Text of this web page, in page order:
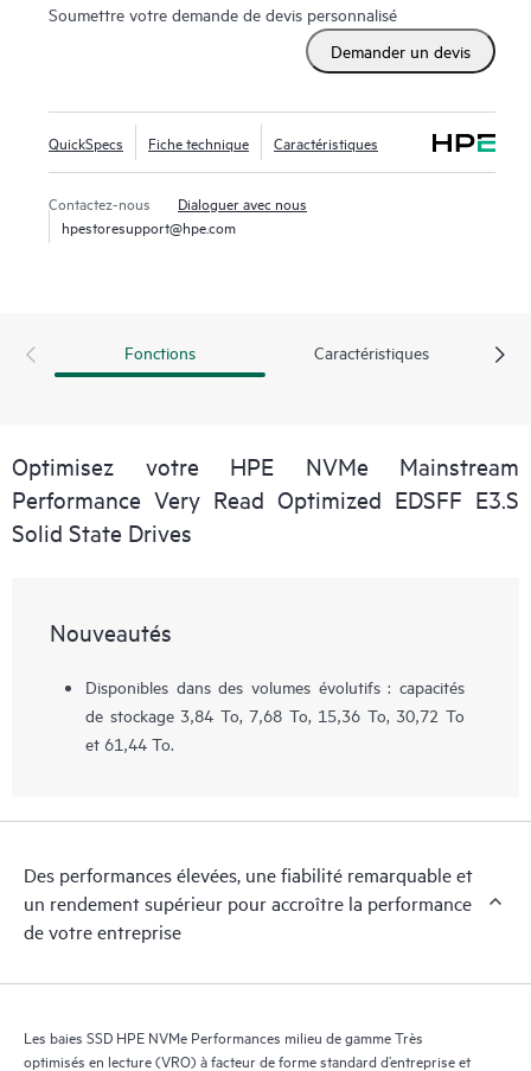
Soumettre votre demande de devis personnalisé
Demander un devis
QuickSpecs Fiche technique Caractéristiques
Contactez-nous
Dialoguer avec nous
hpestoresupport@hpe.com
Fonctions Caractéristiques
Optimisez votre HPE NVMe Mainstream
Performance Very Read Optimized EDSFF E3.S
Solid State Drives
Nouveautés
Disponibles dans des volumes évolutifs : capacités
de stockage 3,84 To, 7,68 To, 15,36 To, 30,72 To
et 61,44 To.
Des performances élevées, une fiabilité remarquable et
un rendement supérieur pour accroître la performance
de votre entreprise
Les baies SSD HPE NVMe Performances milieu de gamme Très
optimisés en lecture (VRO) à facteur de forme standard d’entreprise et